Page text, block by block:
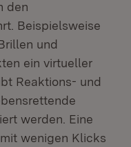
den
Beispielsweise
und
ein virtueller
Reaktions- und
werden. Eine
wenigen Klicks